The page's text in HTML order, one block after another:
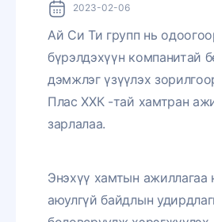
2023-02-06
Ай Си Ти групп нь
бүрэлдэхүүн компанитай
дэмжлэг үзүүлэх
Плас ХХК -тай хамтран
зарлалаа.
Энэхүү хамтын ажиллагаа
аюулгүй байдлын